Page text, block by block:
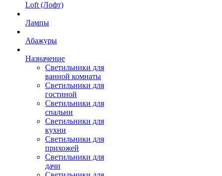
Loft (Лофт)
Лампы
Абажуры
Назначение
Светильники для
ванной комнаты
Светильники для
гостиной
Светильники для
спальни
Светильники для
кухни
Светильники для
прихожей
Светильники для
дачи